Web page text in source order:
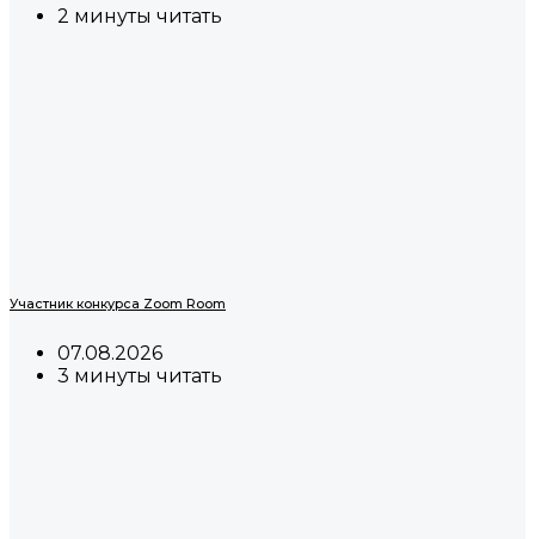
2 минуты читать
Участник конкурса Zoom Room
07.08.2026
3 минуты читать